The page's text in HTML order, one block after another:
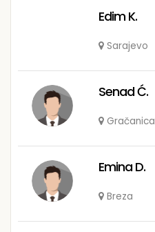
Edim K.
Sarajevo
Senad Ć.
Gračanica
Emina D.
Breza